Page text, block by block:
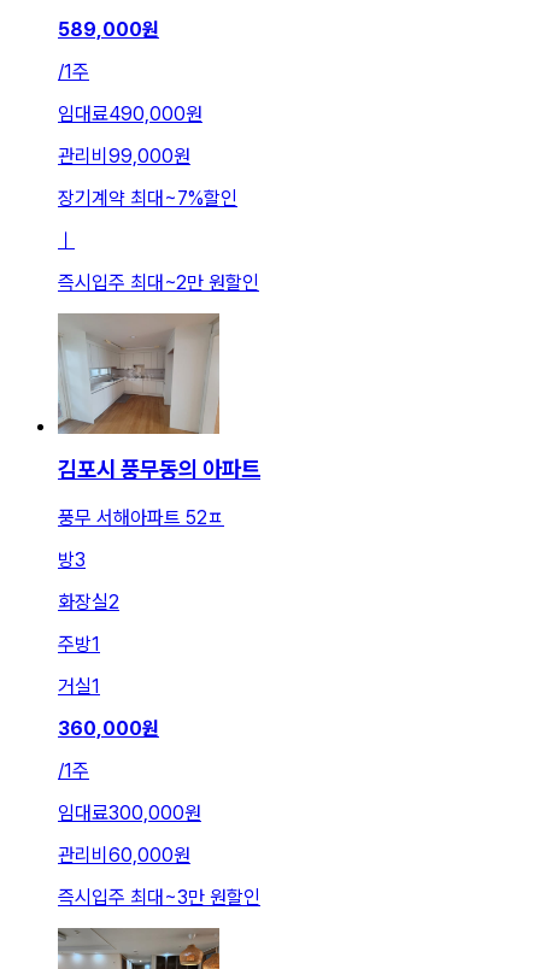
589,000원
/1주
임대료490,000원
관리비 99,000원
장기계약 최대~7%할인
ㅣ
즉시입주 최대~2만 원할인
김포시 풍무동의 아파트
풍무 서해아파트 52ㅍ
방3
화장실2
주방1
거실1
360,000원
/1주
임대료300,000원
관리비 60,000원
즉시입주 최대~3만 원할인